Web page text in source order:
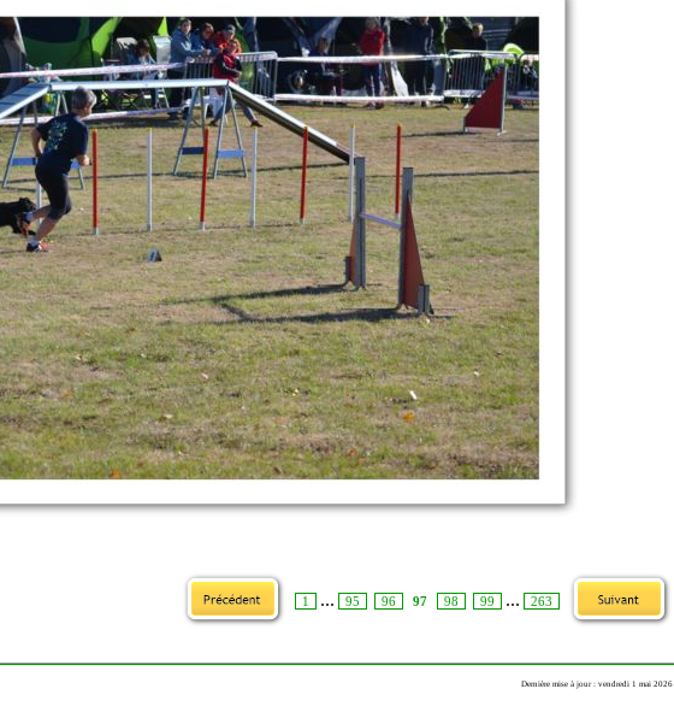
1 ... 95 96 97 98 99 ... 263
Dernière mise à jour : vendredi 1 mai 2026